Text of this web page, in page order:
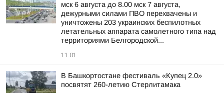
мск 6 августа до 8.00 мск 7 августа,
дежурными силами ПВО перехвачены и
уничтожены 203 украинских беспилотных
летательных аппарата самолетного типа над
территориями Белгородской...
11:01
В Башкортостане фестиваль «Купец 2.0»
посвятят 260-летию Стерлитамака